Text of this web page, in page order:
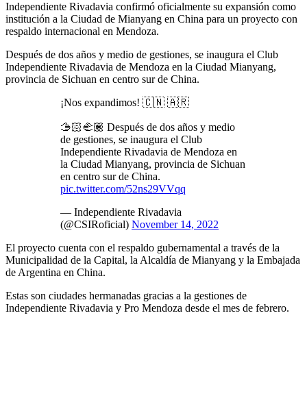
Independiente Rivadavia confirmó oficialmente su expansión como
institución a la Ciudad de Mianyang en China para un proyecto con
respaldo internacional en Mendoza.
Después de dos años y medio de gestiones, se inaugura el Club
Independiente Rivadavia de Mendoza en la Ciudad Mianyang,
provincia de Sichuan en centro sur de China.
¡Nos expandimos! 🇨🇳 🇦🇷
🫱🏻‍🫲🏽 Después de dos años y medio
de gestiones, se inaugura el Club
Independiente Rivadavia de Mendoza en
la Ciudad Mianyang, provincia de Sichuan
en centro sur de China.
pic.twitter.com/52ns29VVqq
— Independiente Rivadavia
(@CSIRoficial) November 14, 2022
El proyecto cuenta con el respaldo gubernamental a través de la
Municipalidad de la Capital, la Alcaldía de Mianyang y la Embajada
de Argentina en China.
Estas son ciudades hermanadas gracias a la gestiones de
Independiente Rivadavia y Pro Mendoza desde el mes de febrero.